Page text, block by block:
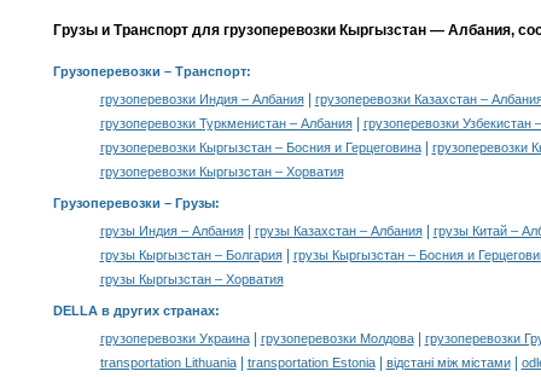
Грузы и Транспорт для грузоперевозки Кыргызстан — Албания,
Грузоперевозки – Транспорт:
грузоперевозки Индия – Албания|
грузоперевозки Казахстан –
грузоперевозки Туркменистан – Албания|
грузоперевозки Узбекистан
грузоперевозки Кыргызстан – Босния и Герцеговина|
грузоперевозки
грузоперевозки Кыргызстан – Хорватия
Грузоперевозки – Грузы:
грузы Индия – Албания| грузы Казахстан – Албания|
грузы Китай –
грузы Кыргызстан – Болгария|
грузы Кыргызстан – Босния и
грузы Кыргызстан – Хорватия
DELLA в других странах:
грузоперевозки Украина| грузоперевозки Молдова|
грузоперевозки
transportation Lithuania| transportation Estonia| відстані між містами|